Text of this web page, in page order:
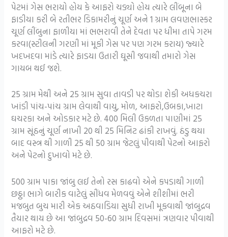
પેટમાં ગેસ ભરાયો હોય કે આફરો ચડ્યો હોય ત્યારે લીંબૂના બે
ફાડીયા કરી બે રતીભર ડિકામરીનું ચૂર્ણ અને 1 ગ્રામ લવણભાસ્કર
ચૂર્ણ લીંબુના ફાળીયા માં ભભરાવી તેને દેવતા પર ધીમા તાપે ગરમ
કરવા(સ્ટીલની ગરણી માં મૂકી ગેસ પર પણ ગરમ કરાય) જ્યારે
ખદખદવા માંડે ત્યારે ફાડયા ઉતારી ઘૂસી જવાથી તમારો ગેસ
ગાયબ થઈ જશે.
25 ગ્રામ મેથી અને 25 ગ્રામ સુવા તાવડી પર થોડા શેકી અધકચરા
ખાંડી પાંચ-પાંચ ગ્રામ લેવાથી વાયુ, મોળ, આફરો,ઉબકા,ખાટા
ઘચરકા અને ઓડકાર મટે છે. 400 મિલી ઉકળતા પાણીમાં 25
ગ્રામ સૂંઠનું ચૂર્ણ નાખી 20 થી 25 મિનિટ ઢાંકી રાખવું. ઠંડુ થયા
બાદ વસ્ત્ર થી ગાળી 25 થી 50 ગ્રામ જેટલું પીવાથી પેટનો આફરો
અને પેટનો દુખાવો મટે છે.
500 ગ્રામ પાકા જાંબુ લઈ તેનો રસ કાઢવો એને કપડાથી ગાળી
છઠ્ઠા ભાગે બારીક વાટેલું સીંધવ મેળવવું એને શીશીમાં ભરી
મજબુત બુચ મારી એક અઠવાડિયા સુધી રાખી મૂકવાથી જાંબુદ્રવ
તૈયાર થાય છે આ જાંબુદ્રવ 50-60 ગ્રામ દિવસમાં ત્રણવાર પીવાથી
આફરો મટે છે.